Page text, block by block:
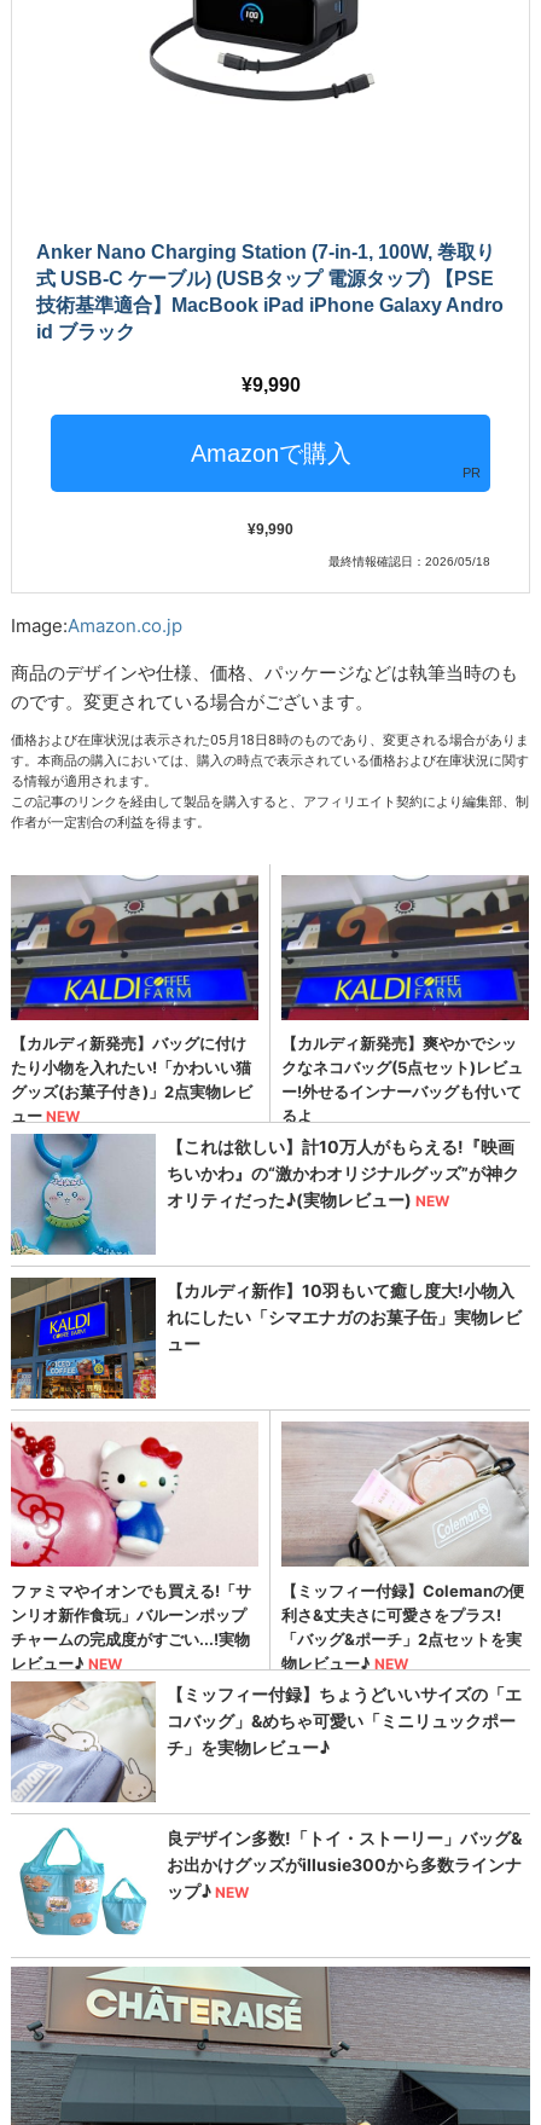
Anker Nano Charging Station (7-in-1, 100W, 巻取り
式 USB-C ケーブル) (USBタップ 電源タップ) 【PSE
技術基準適合】MacBook iPad iPhone Galaxy Andro
id ブラック
9,990
PR
9,990
最終情報確認日：2026/05/18
Image:Amazon.co.jp
商品のデザインや仕様、価格、パッケージなどは執筆当時のも
のです。変更されている場合がございます。
価格および在庫状況は表示された05月18日8時のものであり、変更される場合がありま
す。本商品の購入においては、購入の時点で表示されている価格および在庫状況に関す
る情報が適用されます。
この記事のリンクを経由して製品を購入すると、アフィリエイト契約により編集部、制
作者が一定割合の利益を得ます。